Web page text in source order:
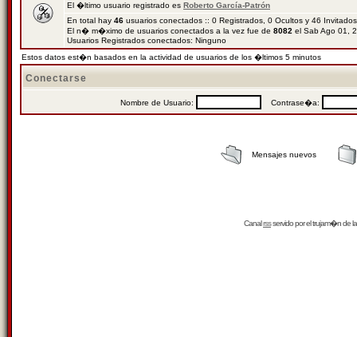
El �ltimo usuario registrado es Roberto García-Patrón
En total hay 46 usuarios conectados :: 0 Registrados, 0 Ocultos y 46
El n� m�ximo de usuarios conectados a la vez fue de 8082 el Sab Ago 01,
Usuarios Registrados conectados: Ninguno
Estos datos est�n basados en la actividad de usuarios de los �ltimos 5 minutos
Conectarse
Nombre de Usuario: Contrase�a:
Mensajes nuevos
Canalrssservido por eltrujam�nde